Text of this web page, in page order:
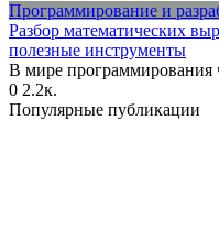
Программирование и
Разбор математических
полезные инструменты
В мире программирования
0 2.2к.
Популярные публикации